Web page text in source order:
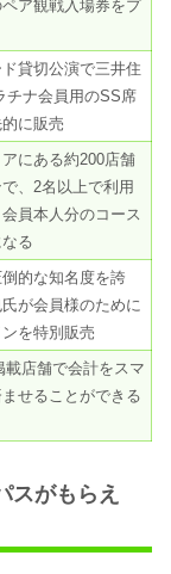
ア観戦入場券をプ
貸切公演で三井住
チナ会員用のSS席
に販売
にある約200店舗
、2名以上で利用
員本人分のコース
る
的な知名度を誇
が会員様のために
を特別販売
載店舗で会計をスマ
せることができる
スがもらえ